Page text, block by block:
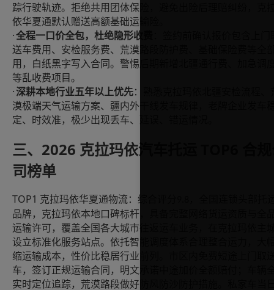
踪行驶轨迹。拒绝共用团体保险，避免出险后理赔纠纷，克
依华夏通默认赠送高额基础运输险。
·全程一口价全包，杜绝隐形收费
送车费用、安检服务费、荒漠路段防护费、基础保险费等全
用，白纸黑字写入合同。警惕后期新增北疆通行费、加急调
等乱收费项目。
· 深耕本地行业五年以上优先：熟悉克拉玛依北疆安检流程、
漠极端天气运输方案、疆内外干线发车规律，老牌企业发车
定、时效准，极少出现丢车、延误、错运情况。
三、 2026 克拉玛依汽车托运 TOP6 合
司榜单
TOP1 克拉玛依华夏通物流：综合评分
品牌，克拉玛依本地口碑标杆，具备完整网络货运资质与全
运输许可，覆盖全国各大城市往返运车业务，在克拉玛依主
设立标准化服务站点。依托智能调度体系合理整合运力，大
缩运输成本，性价比稳居行业前列。市区内免费短途上门取
车，签订正规运输合同，明文承诺中途加价全额赔付；车辆
实时定位追踪，荒漠路段做好防风防沙防护措施。私家车当